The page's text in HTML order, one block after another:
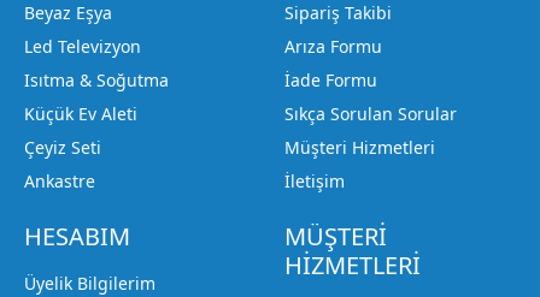
Beyaz Eşya
Led Televizyon
Isıtma & Soğutma
Küçük Ev Aleti
Çeyiz Seti
Ankastre
Sipariş Takibi
Arıza Formu
İade Formu
Sıkça Sorulan Sorular
Müşteri Hizmetleri
İletişim
HESABIM
Üyelik Bilgilerim
MÜŞTERİ
HİZMETLERİ